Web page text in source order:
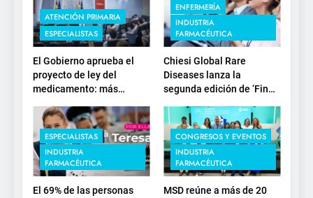
ATENCIÓN PRIMARIA
ESPECIALISTAS
El Gobierno aprueba el
proyecto de ley del
medicamento: más
estratégica y
modernización para el
SNS
ENFERMERÍA
INDUSTRIA
FARMACÉUTICA
Chiesi Global Rare
Diseases lanza la
segunda edición de ‘Find
investigación en
enfermedades de
depósito lisosomal
ESPECIALISTAS
INDUSTRIA
FARMACÉUTICA
El 69% de las personas
CONGRESOS Y EVENTOS
INDUSTRIA
FARMACÉUTICA
MSD reúne a más de 20